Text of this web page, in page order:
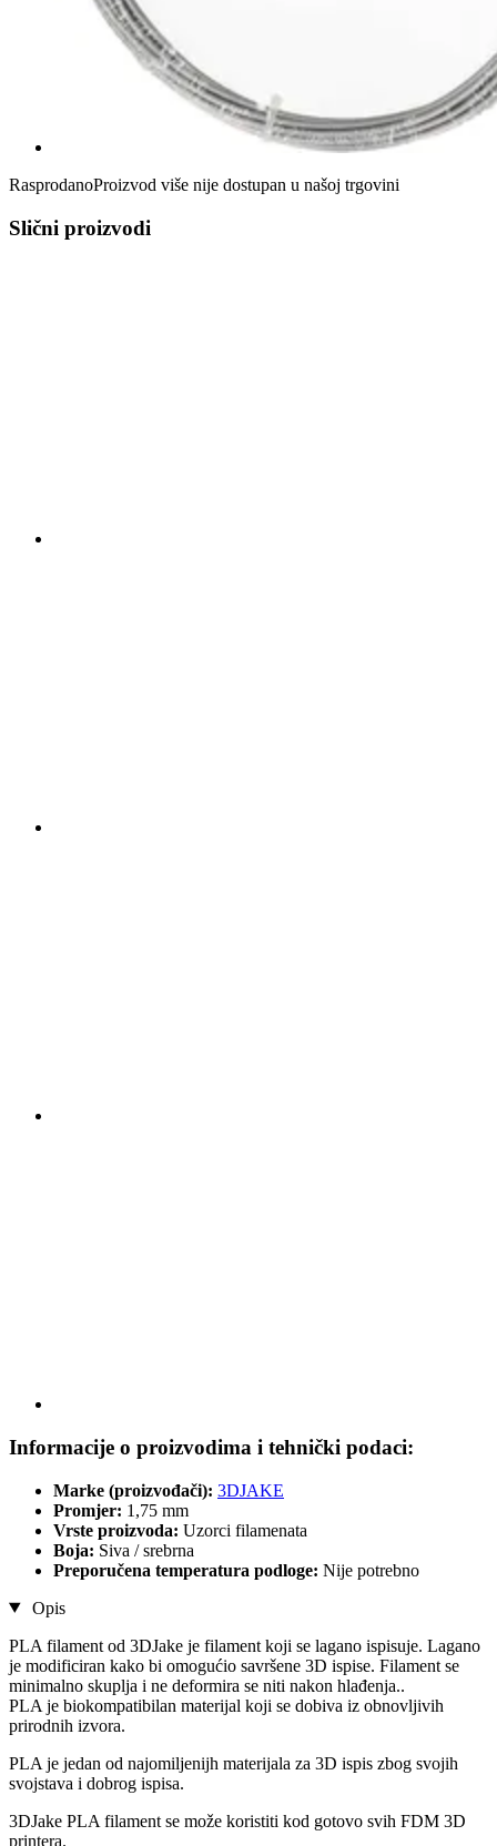
RasprodanoProizvod više nije dostupan u našoj trgovini
Slični proizvodi
Informacije o proizvodima i tehnički podaci:
Marke (proizvođači): 3DJAKE
Promjer: 1,75 mm
Vrste proizvoda: Uzorci filamenata
Boja: Siva / srebrna
Preporučena temperatura podloge: Nije potrebno
Opis
PLA filament od 3DJake je filament koji se lagano ispisuje. Lagano
je modificiran kako bi omogućio savršene 3D ispise. Filament se
minimalno skuplja i ne deformira se niti nakon hlađenja..
PLA je biokompatibilan materijal koji se dobiva iz obnovljivih
prirodnih izvora.
PLA je jedan od najomiljenijh materijala za 3D ispis zbog svojih
svojstava i dobrog ispisa.
3DJake PLA filament se može koristiti kod gotovo svih FDM 3D
printera.